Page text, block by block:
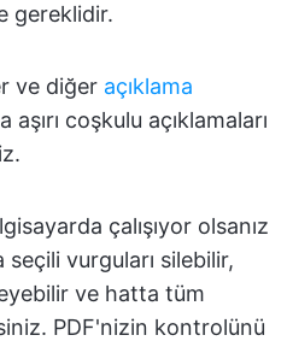
gereklidir.
ve diğer açıklama
aşırı coşkulu açıklamaları
çalışıyor olsanız
vurguları silebilir,
ve hatta tüm
PDF'nizin kontrolünü